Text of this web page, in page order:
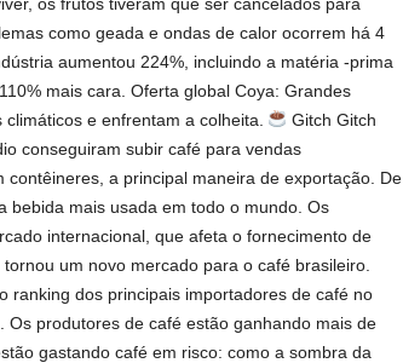
como geada e ondas de calor ocorrem há 4
aumentou 224%, incluindo a matéria -prima
mais cara. Oferta global Coya: Grandes
e enfrentam a colheita.
Gitch Gitch
conseguiram subir café para vendas
a principal maneira de exportação. De
bebida mais usada em todo o mundo. Os
internacional, que afeta o fornecimento de
um novo mercado para o café brasileiro.
ranking dos principais importadores de café no
produtores de café estão ganhando mais de
gastando café em risco: como a sombra da